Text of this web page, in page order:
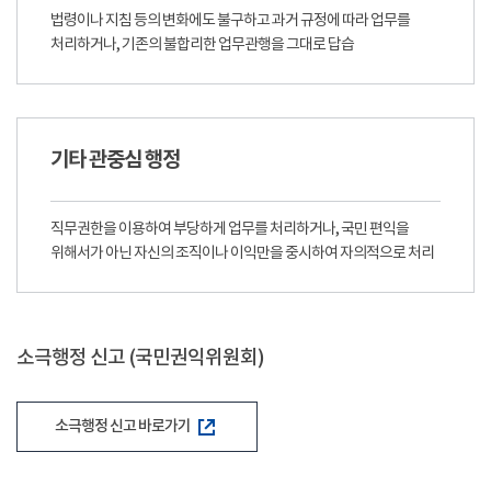
법령이나 지침 등의 변화에도 불구하고 과거 규정에 따라 업무를
처리하거나, 기존의 불합리한 업무관행을 그대로 답습
기타 관중심 행정
직무권한을 이용하여 부당하게 업무를 처리하거나, 국민 편익을
위해서가 아닌 자신의 조직이나 이익만을 중시하여 자의적으로 처리
소극행정 신고 (국민권익위원회)
소극행정 신고 바로가기